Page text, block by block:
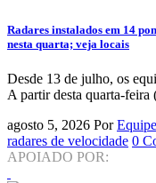
Radares instalados em 14
nesta quarta; veja locais
Desde 13 de julho, os
A partir desta quarta-feira
agosto 5, 2026 Por
radares de velocidade 0
APOIADO POR: